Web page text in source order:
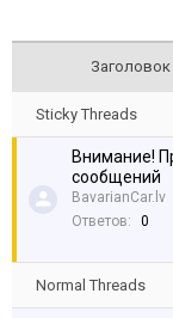
Заголовок
Sticky Threads
Внимание!
сообщений
BavarianCar.lv
Ответов:
0
Normal Threads